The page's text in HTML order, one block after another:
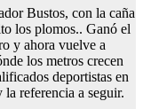
Bustos, con la caña
los plomos.. Ganó el
y ahora vuelve a
los metros crecen
deportistas en
referencia a seguir.